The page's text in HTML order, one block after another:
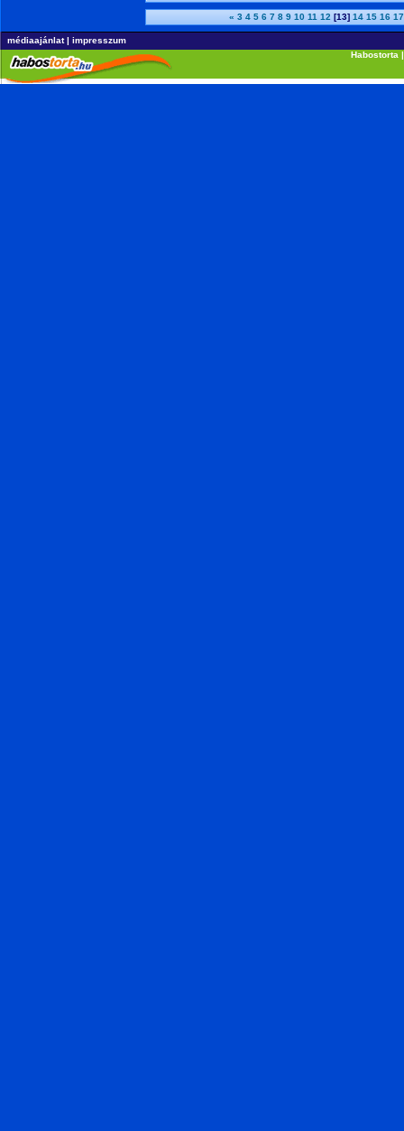
« 3 4 5 6 7 8 9 10 11 12 [13] 14 15 16 17
médiaajánlat| impresszum
Habostorta